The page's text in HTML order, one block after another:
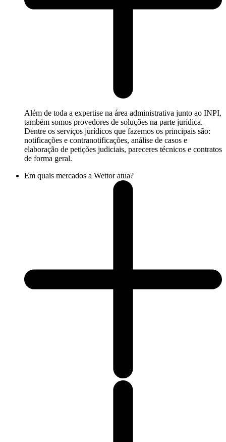
Além de toda a expertise na área administrativa junto ao INPI,
também somos provedores de soluções na parte jurídica.
Dentre os serviços jurídicos que fazemos os principais são:
notificações e contranotificações, análise de casos e
elaboração de petições judiciais, pareceres técnicos e contratos
de forma geral.
Em quais mercados a Wettor atua?